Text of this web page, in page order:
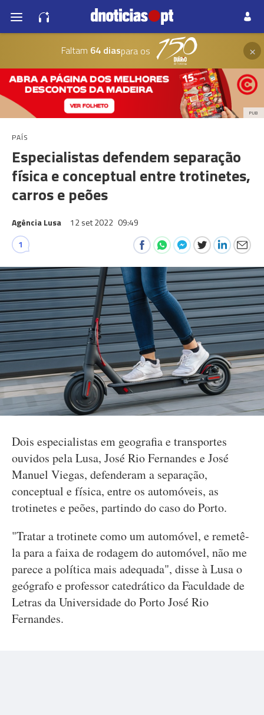
Faltam 64 diaspara os ×
PUB
PAÍS
Especialistas defendem separação
física e conceptual entre trotinetes,
carros e peões
Agência Lusa 12 set 2022 09:49
1
Dois especialistas em geografia e transportes
ouvidos pela Lusa, José Rio Fernandes e José
Manuel Viegas, defenderam a separação,
conceptual e física, entre os automóveis, as
trotinetes e peões, partindo do caso do Porto.
"Tratar a trotinete como um automóvel, e remetê-
la para a faixa de rodagem do automóvel, não me
parece a política mais adequada", disse à Lusa o
geógrafo e professor catedrático da Faculdade de
Letras da Universidade do Porto José Rio
Fernandes.